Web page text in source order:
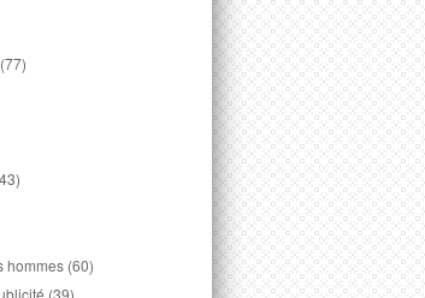
(77)
hommes (60)
(39)